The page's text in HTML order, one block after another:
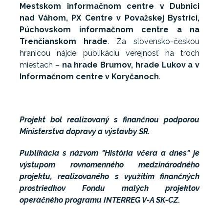
Mestskom informačnom centre v Dubnici
nad Váhom, PX Centre v Považskej Bystrici,
Púchovskom informačnom centre a na
Trenčianskom hrade. Za slovensko-českou
hranicou nájde publikáciu verejnosť na troch
miestach – na hrade Brumov, hrade Lukov a v
Informačnom centre v Koryčanoch.
Projekt bol realizovaný s finančnou podporou
Ministerstva dopravy a výstavby SR.
Publikácia s názvom "História včera a dnes" je
výstupom rovnomenného medzinárodného
projektu, realizovaného s využitím finančných
prostriedkov Fondu malých projektov
operačného programu INTERREG V-A SK-CZ.